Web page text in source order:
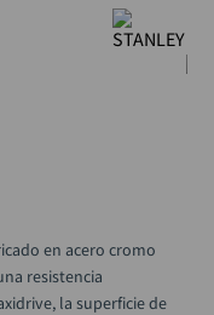
en acero cromo
resistencia
la superficie de